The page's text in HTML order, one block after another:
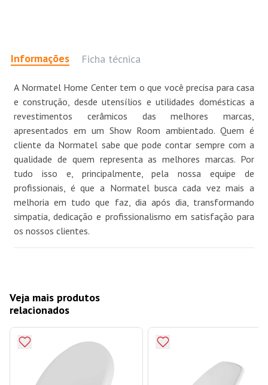
Informações Ficha técnica
A Normatel Home Center tem o que você precisa para casa
e construção, desde utensílios e utilidades domésticas a
revestimentos cerâmicos das melhores marcas,
apresentados em um Show Room ambientado. Quem é
cliente da Normatel sabe que pode contar sempre com a
qualidade de quem representa as melhores marcas. Por
tudo isso e, principalmente, pela nossa equipe de
profissionais, é que a Normatel busca cada vez mais a
melhoria em tudo que faz, dia após dia, transformando
simpatia, dedicação e profissionalismo em satisfação para
os nossos clientes.
Veja mais produtos
relacionados